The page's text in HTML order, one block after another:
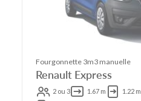
Fourgonnette 3m3 manuelle
Renault Express
2 ou 3 1.67 m 1.22 m